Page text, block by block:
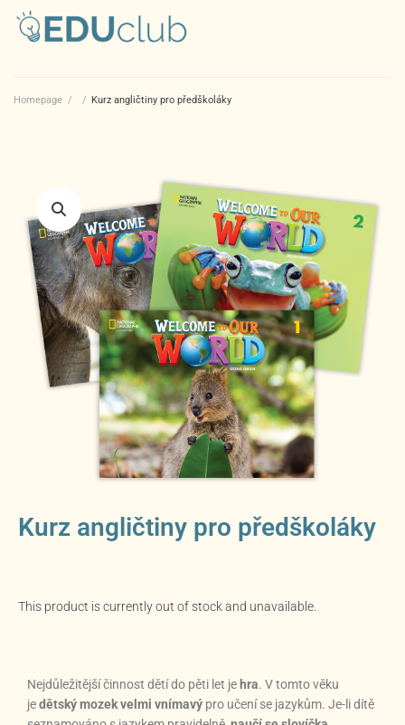
Homepage / / Kurz angličtiny pro předškoláky
Kurz angličtiny pro předškoláky
This product is currently out of stock and unavailable.
Nejdůležitější činnost dětí do pěti let je hra. V tomto věku
jedětský mozek velmi vnímavý pro učení se jazykům. Je-li dítě